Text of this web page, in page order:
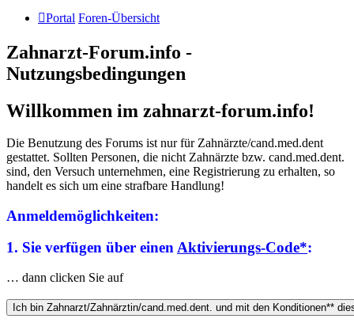
Portal Foren-Übersicht
Zahnarzt-Forum.info -
Nutzungsbedingungen
Willkommen im zahnarzt-forum.info!
Die Benutzung des Forums ist nur für Zahnärzte/cand.med.dent
gestattet. Sollten Personen, die nicht Zahnärzte bzw. cand.med.dent.
sind, den Versuch unternehmen, eine Registrierung zu erhalten, so
handelt es sich um eine strafbare Handlung!
Anmeldemöglichkeiten:
1. Sie verfügen über einen Aktivierungs-Code*:
… dann clicken Sie auf